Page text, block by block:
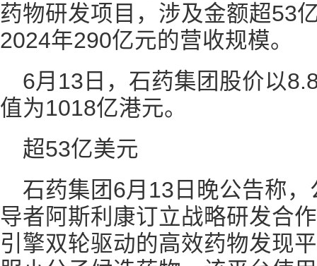
药物研发项目，涉及金额超53
2024年290亿元的营收规模。
6月13日，石药集团股价以
值为1018亿港元。
超53亿美元
石药集团6月13日晚公告称
导者阿斯利康订立战略研发合
引擎双轮驱动的高效药物发现